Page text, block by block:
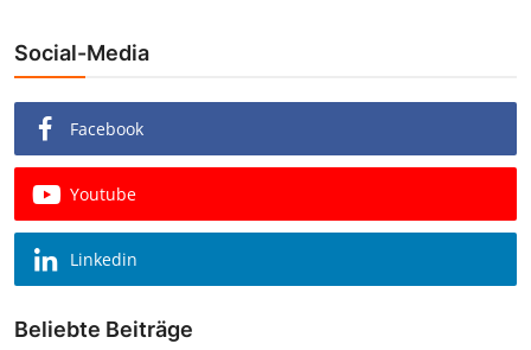
Social-Media
Facebook
Youtube
Linkedin
Beliebte Beiträge